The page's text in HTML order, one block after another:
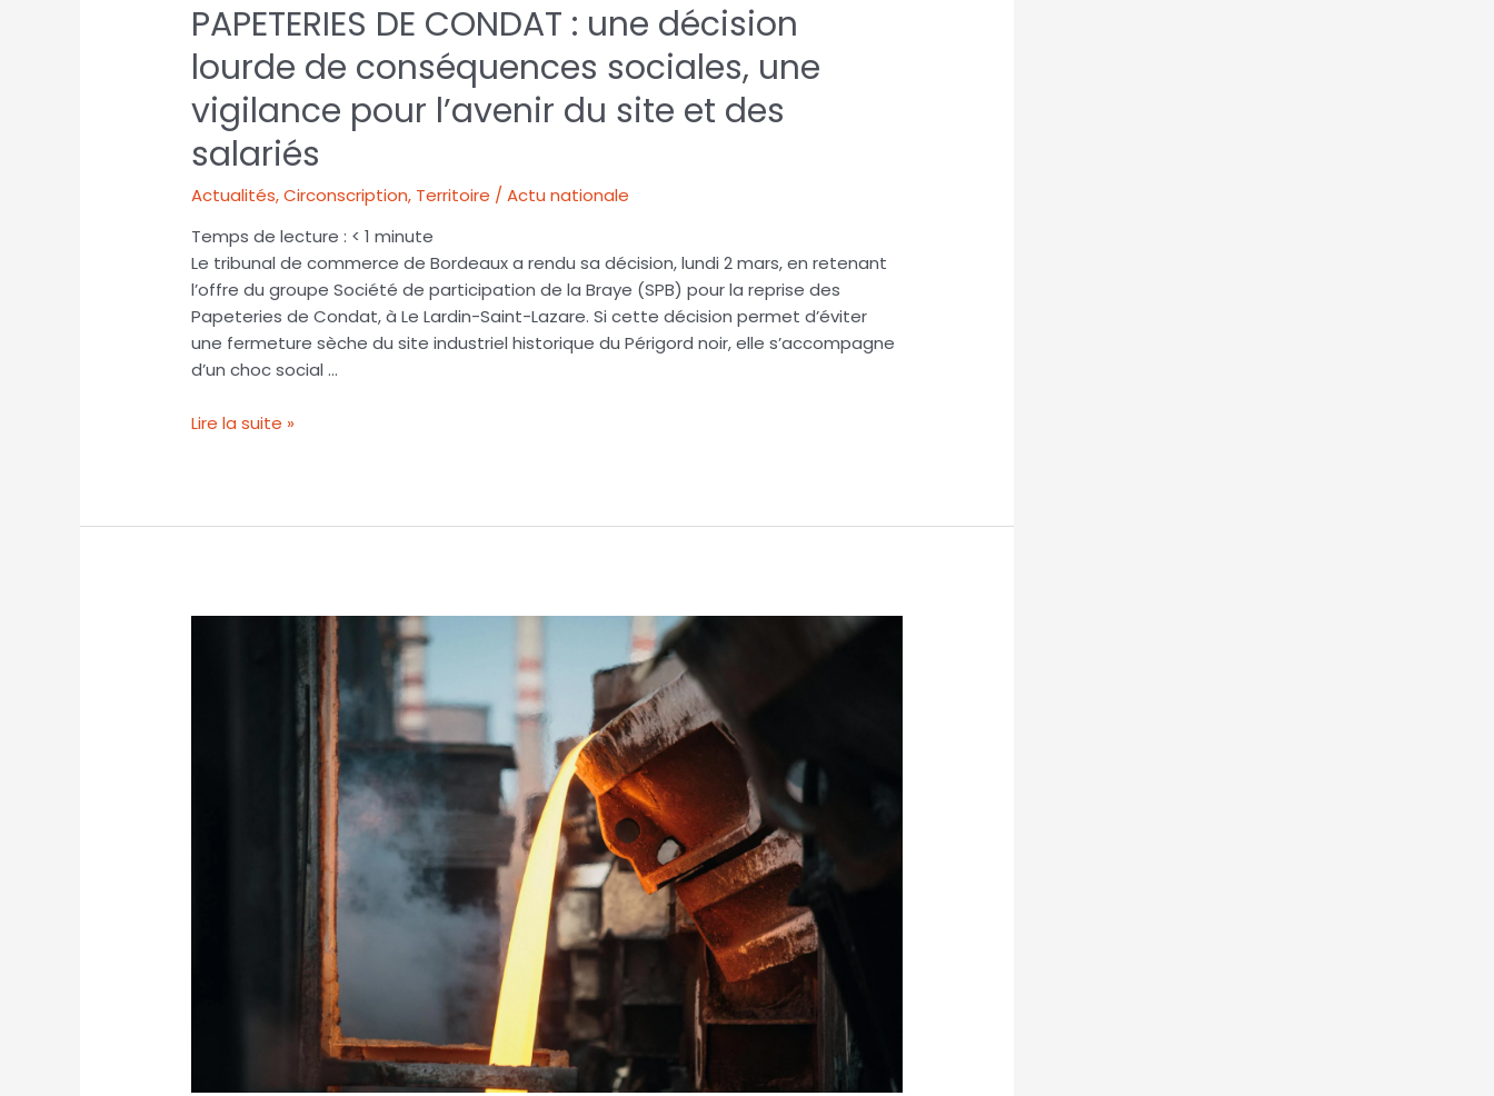
PAPETERIES DE CONDAT : une décision
lourde de conséquences sociales, une
vigilance pour l’avenir du site et des
salariés
Actualités,Circonscription, Territoire / Actu nationale
Temps de lecture : < 1 minute
Le tribunal de commerce de Bordeaux a rendu sa décision, lundi 2 mars, en retenant
l’offre du groupe Société de participation de la Braye (SPB) pour la reprise des
Papeteries de Condat, à Le Lardin-Saint-Lazare. Si cette décision permet d’éviter
une fermeture sèche du site industriel historique du Périgord noir, elle s’accompagne
d’un choc social …
Lire la suite »